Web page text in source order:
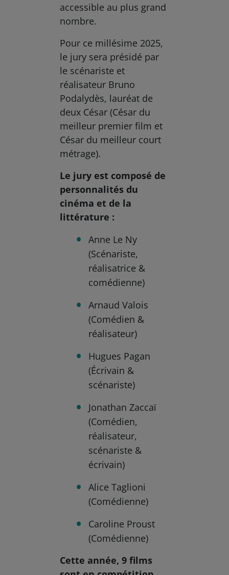
accessible au plus grand
nombre.
Pour ce millésime 2025,
le jury sera présidé par
le scénariste et
réalisateur Bruno
Podalydès, lauréat de
deux César (César du
meilleur premier film et
César du meilleur court
métrage).
Le jury est composé de
personnalités du
cinéma et de la
littérature :
Anne Le Ny
(Scénariste,
réalisatrice &
comédienne)
Arnaud Valois
(Comédien &
réalisateur)
Hugues Pagan
(Écrivain &
scénariste)
Jonathan Zaccaï
(Comédien,
réalisateur,
scénariste &
écrivain)
Alice Taglioni
(Comédienne)
Caroline Proust
(Comédienne)
Cette année, 9 films